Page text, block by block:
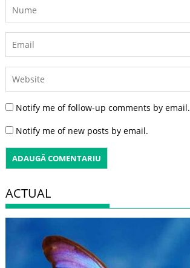
Notify me of follow-up comments by email.
Notify me of new posts by email.
ACTUAL